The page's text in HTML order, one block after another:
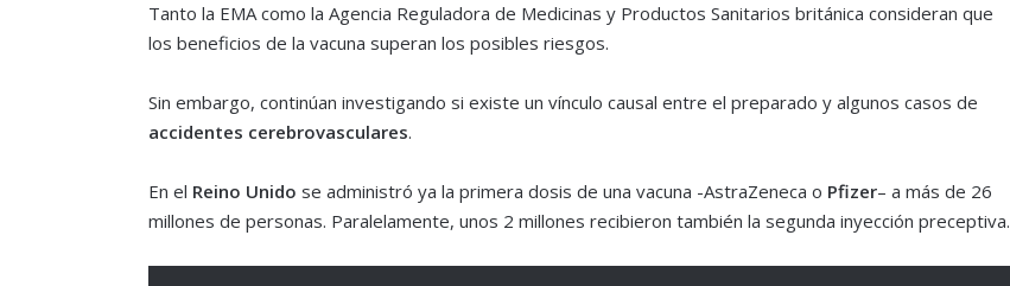
Tanto la EMA como la Agencia Reguladora de Medicinas y Productos Sanitarios británica consideran que
los beneficios de la vacuna superan los posibles riesgos.
Sin embargo, continúan investigando si existe un vínculo causal entre el preparado y algunos casos de
accidentes cerebrovasculares.
En el Reino Unido se administró ya la primera dosis de una vacuna -AstraZeneca o Pfizer– a más de 26
millones de personas. Paralelamente, unos 2 millones recibieron también la segunda inyección preceptiva.